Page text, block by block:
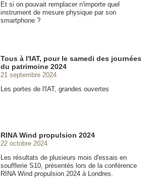
Et si on pouvait remplacer n'importe quel
instrument de mesure physique par son
smartphone ?
Tous à l'IAT, pour le samedi des journées
du patrimoine 2024
21 septembre 2024
Les portes de l'IAT, grandes ouvertes
RINA Wind propulsion 2024
22 octobre 2024
Les résultats de plusieurs mois d'essais en
soufflerie S10, présentés lors de la conférence
RINA Wind propulsion 2024 à Londres.